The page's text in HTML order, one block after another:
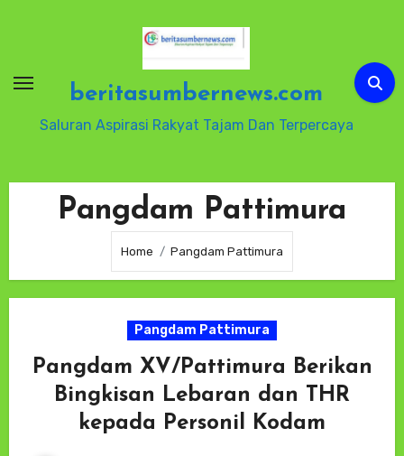
beritasumbernews.com
Saluran Aspirasi Rakyat Tajam Dan Terpercaya
Pangdam Pattimura
Home Pangdam Pattimura
Pangdam Pattimura
Pangdam XV/Pattimura Berikan
Bingkisan Lebaran dan THR
kepada Personil Kodam